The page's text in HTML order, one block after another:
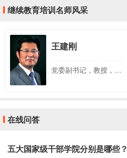
继续教育培训名师风采
王建刚
党委副书记，教授，硕士生导师，现任安徽财经大学督导员，安徽省会计学会副会长
在线问答
五大国家级干部学院分别是哪些？